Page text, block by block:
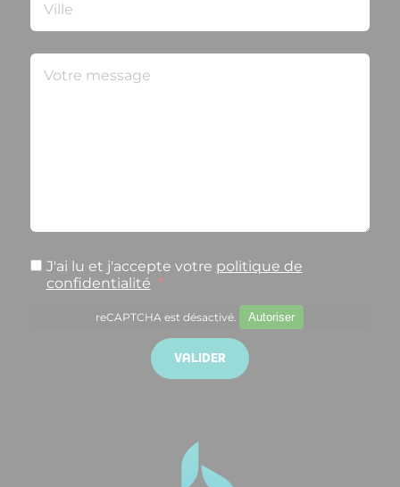
J'ai lu et j'accepte votre politique de
confidentialité *
reCAPTCHA est désactivé. Autoriser